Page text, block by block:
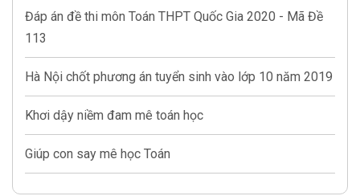
Đáp án đề thi môn Toán THPT Quốc Gia 2020 - Mã Đề
113
Hà Nội chốt phương án tuyển sinh vào lớp 10 năm 2019
Khơi dậy niềm đam mê toán học
Giúp con say mê học Toán